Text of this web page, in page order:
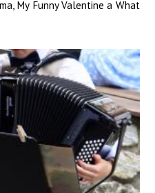
My Funny Valentine a What